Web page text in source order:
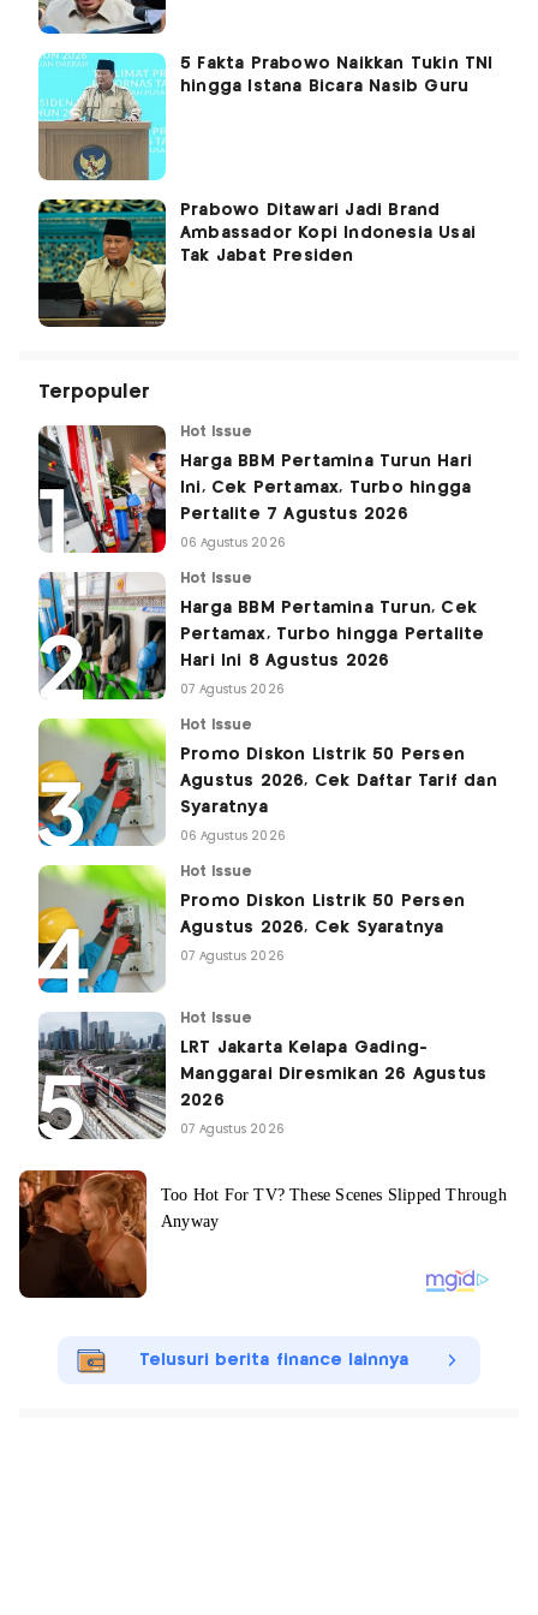
5 Fakta Prabowo Naikkan Tukin TNI
hingga Istana Bicara Nasib Guru
Prabowo Ditawari Jadi Brand
Ambassador Kopi Indonesia Usai
Tak Jabat Presiden
Terpopuler
Hot Issue
Harga BBM Pertamina Turun Hari
Ini, Cek Pertamax, Turbo hingga
Pertalite 7 Agustus 2026
06 Agustus 2026
Hot Issue
Harga BBM Pertamina Turun, Cek
Pertamax, Turbo hingga Pertalite
Hari Ini 8 Agustus 2026
07 Agustus 2026
Hot Issue
Promo Diskon Listrik 50 Persen
Agustus 2026, Cek Daftar Tarif dan
Syaratnya
06 Agustus 2026
Hot Issue
Promo Diskon Listrik 50 Persen
Agustus 2026, Cek Syaratnya
07 Agustus 2026
Hot Issue
LRT Jakarta Kelapa Gading-
Manggarai Diresmikan 26 Agustus
2026
07 Agustus 2026
Telusuri berita finance lainnya